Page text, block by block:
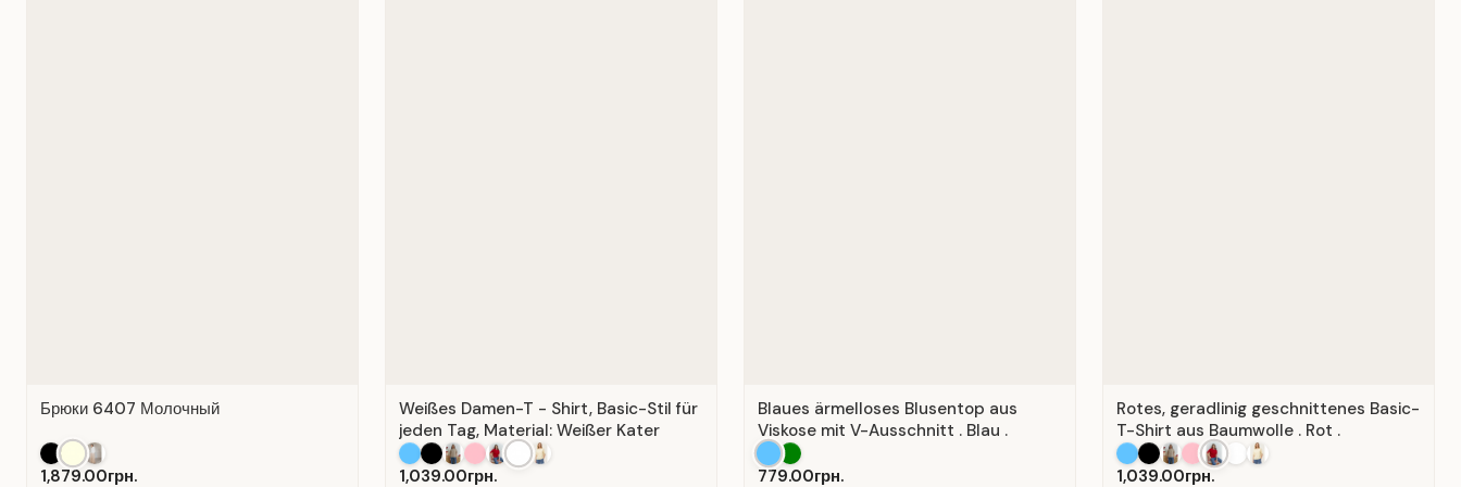
Брюки 6407 Молочный
1,879.00грн.
Weißes Damen-T - Shirt, Basic-Stil für
jeden Tag, Material: Weißer Kater
1,039.00грн.
Blaues ärmelloses Blusentop aus
Viskose mit V-Ausschnitt . Blau .
779.00грн.
Rotes, geradlinig geschnittenes Basic-
T-Shirt aus Baumwolle . Rot .
1,039.00грн.